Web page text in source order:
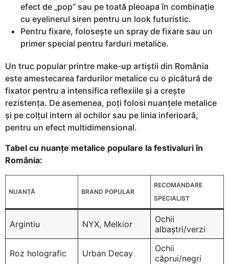
efect de „pop” sau pe toată pleoapa în combinație
cu eyelinerul siren pentru un look futuristic.
Pentru fixare, folosește un spray de fixare sau un
primer special pentru farduri metalice.
Un truc popular printre make-up artiștii din România
este amestecarea fardurilor metalice cu o picătură de
fixator pentru a intensifica reflexiile și a crește
rezistența. De asemenea, poți folosi nuanțele metalice
și pe colțul intern al ochilor sau pe linia inferioară,
pentru un efect multidimensional.
Tabel cu nuanțe metalice populare la festivaluri în
România:
NUANȚĂ BRAND POPULAR
RECOMANDARE
SPECIALIST
Argintiu NYX, Melkior
Ochii
albaștri/verzi
Roz holografic Urban Decay
Ochii
căprui/negri